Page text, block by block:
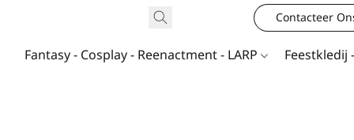
Contacteer
Fantasy - Cosplay - Reenactment - LARP Feestkledij